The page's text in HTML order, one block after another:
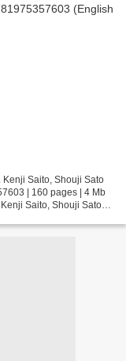
Saito, Shouji Sato
| 160 pages | 4 Mb
Saito, Shouji Sato